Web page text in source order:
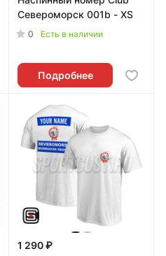
Североморск 001b - XS
0 Есть в наличии
Подробнее
1 290 ₽